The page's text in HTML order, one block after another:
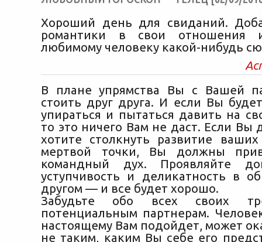
Хороший день для свиданий.
романтики в свои отношения
любимому человеку какой-нибудь
В плане упрямства Вы с Вашей
стоить друг друга. И если Вы
упираться и пытаться давить на
то это ничего Вам не даст. Если Вы
хотите столкнуть развитие
мертвой точки, Вы должны
командный дух. Проявляйте
уступчивость и деликатность в
другом — и все будет хорошо.
Забудьте обо всех своих
потенциальным партнерам.
настоящему Вам подойдет, может
не таким, каким Вы себе его